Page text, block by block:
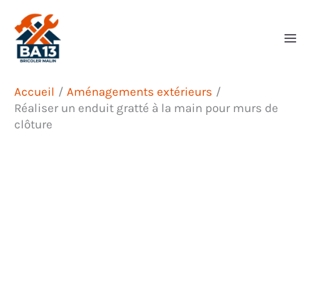
contenu
Accueil
Aménagements extérieurs
Réaliser un enduit gratté à la main pour murs de
clôture
Rechercher